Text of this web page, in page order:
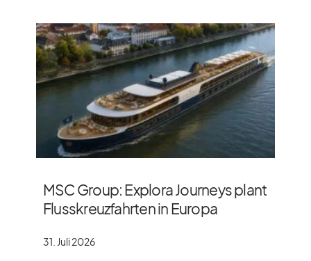
MSC Group: Explora Journeys plant
Flusskreuzfahrten in Europa
31. Juli 2026